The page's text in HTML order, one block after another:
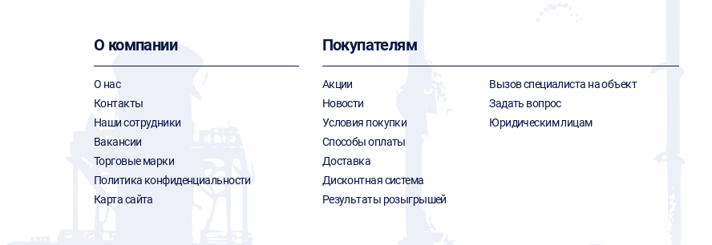
О компании
О нас
Контакты
Наши сотрудники
Вакансии
Торговые марки
Политика конфиденциальности
Карта сайта
Покупателям
Акции
Новости
Условия покупки
Способы оплаты
Доставка
Дисконтная система
Результаты розыгрышей
Вызов специалиста на объект
Задать вопрос
Юридическим лицам